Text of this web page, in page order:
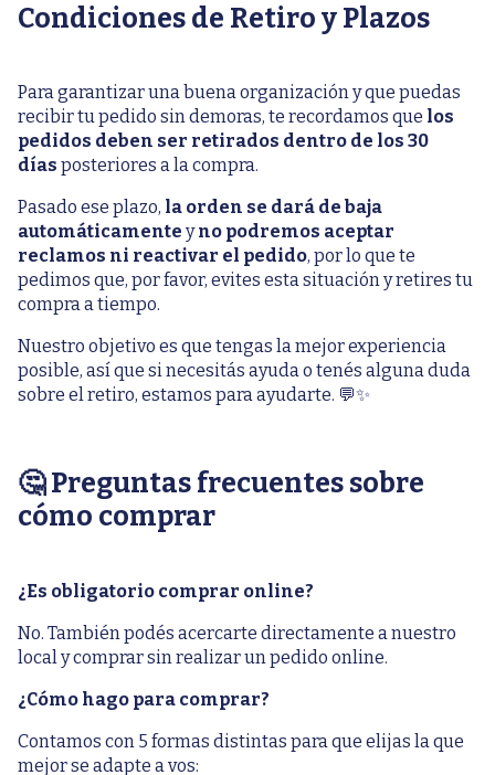
Condiciones de Retiro y Plazos
Para garantizar una buena organización y que puedas
recibir tu pedido sin demoras, te recordamos que los
pedidos deben ser retirados dentro de los 30
días posteriores a la compra.
Pasado ese plazo, la orden se dará de baja
automáticamente yno podremos aceptar
reclamos ni reactivar el pedido, por lo que te
pedimos que, por favor, evites esta situación y retires tu
compra a tiempo.
Nuestro objetivo es que tengas la mejor experiencia
posible, así que si necesitás ayuda o tenés alguna duda
sobre el retiro, estamos para ayudarte. 💬✨
🤔 Preguntas frecuentes sobre
cómo comprar
¿Es obligatorio comprar online?
No. También podés acercarte directamente a nuestro
local y comprar sin realizar un pedido online.
¿Cómo hago para comprar?
Contamos con 5 formas distintas para que elijas la que
mejor se adapte a vos: